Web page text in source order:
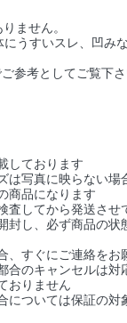
ません。
うすいスレ、凹み
参考としてご覧下さ
しております
は写真に映らない場
商品になります
査してから発送させ
封し、必ず商品の状
、すぐにご連絡をお
合のキャンセルは対
おりません
については保証の対